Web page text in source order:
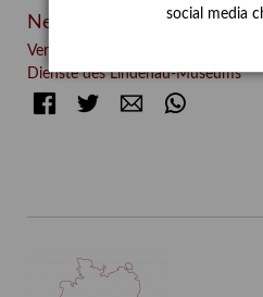
Neueste Beiträge
Verschenkt, verkauft, vergessen? –
Dienste des Lindenau-Museums
FacebookTwitter E-mail
social media